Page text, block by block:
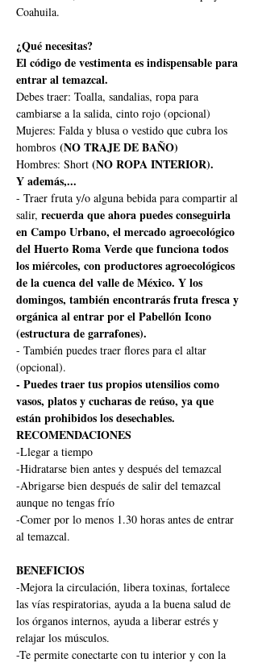
Coahuila.
¿Qué necesitas?
El código de vestimenta es indispensable para
entrar al temazcal.
Debes traer: Toalla, sandalias, ropa para
cambiarse a la salida, cinto rojo (opcional)
Mujeres: Falda y blusa o vestido que cubra los
hombros (NO TRAJE DE BAÑO)
Hombres: Short (NO ROPA INTERIOR).
Y además,...
- Traer fruta y/o alguna bebida para compartir al
salir, recuerda que ahora puedes conseguirla
en Campo Urbano, el mercado agroecológico
del Huerto Roma Verde que funciona todos
los miércoles, con productores agroecológicos
de la cuenca del valle de México. Y los
domingos, también encontrarás fruta fresca y
orgánica al entrar por el Pabellón Icono
(estructura de garrafones).
- También puedes traer flores para el altar
(opcional).
- Puedes traer tus propios utensilios como
vasos, platos y cucharas de reúso, ya que
están prohibidos los desechables.
RECOMENDACIONES
-Llegar a tiempo
-Hidratarse bien antes y después del temazcal
-Abrigarse bien después de salir del temazcal
aunque no tengas frío
-Comer por lo menos 1.30 horas antes de entrar
al temazcal.
BENEFICIOS
-Mejora la circulación, libera toxinas, fortalece
las vías respiratorias, ayuda a la buena salud de
los órganos internos, ayuda a liberar estrés y
relajar los músculos.
-Te permite conectarte con tu interior y con la